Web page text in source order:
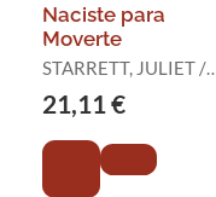
Naciste para
Moverte
STARRETT, JULIET /
STARRETT, KELLY
21,11 €